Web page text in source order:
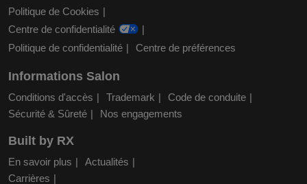
Politique de Cookies
Centre de confidentialité
Politique de confidentialité
Centre de préférences
Informations Salon
Conditions d'accès Trademark
Code de conduite
Sécurité & Sûreté
Nos engagements
Built by RX
En savoir plus
Actualités
Carrières